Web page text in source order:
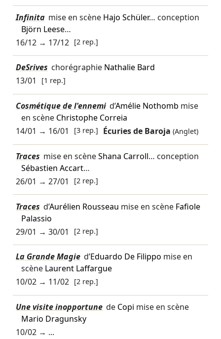
Infinita mise en scène Hajo Schüler… conception
Björn Leese…
16/12→ 17/12 [2 rep.]
DeSrives chorégraphie Nathalie Bard
13/01
[1 rep.]
Cosmétique de l'ennemi d’Amélie Nothomb mise
en scène Christophe Correia
14/01 → 16/01 [3 rep.] Écuries de Baroja (Anglet)
Traces mise en scèneShana Carroll… conception
Sébastien Accart…
26/01 → 27/01 [2 rep.]
Traces d’Aurélien Rousseau mise en scène Fafiole
Palassio
29/01 → 30/01 [2 rep.]
La Grande Magie d’Eduardo De Filippo mise en
scène Laurent Laffargue
10/02→ 11/02 [2 rep.]
Une visite inopportune de Copi mise en scène
Mario Dragunsky
10/02→ ...